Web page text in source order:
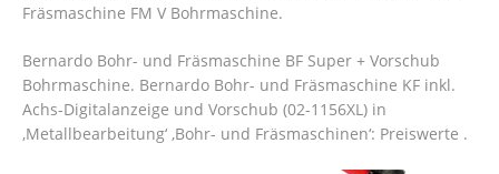
Fräsmaschine FM V Bohrmaschine.
Bernardo Bohr- und Fräsmaschine BF Super + Vorschub
Bohrmaschine. Bernardo Bohr- und Fräsmaschine KF inkl.
Achs-Digitalanzeige und Vorschub (02-1156XL) in
‚Metallbearbeitung‘ ‚Bohr- und Fräsmaschinen‘: Preiswerte .